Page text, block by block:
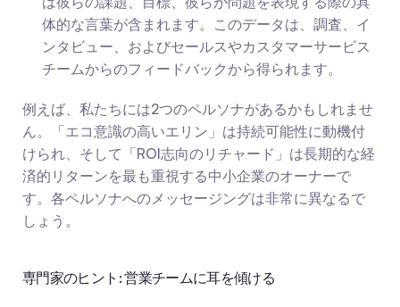
体的な言葉が含まれます。このデータは、調査、イ
ンタビュー、およびセールスやカスタマーサービス
チームからのフィードバックから得られます。
例えば、私たちには2つのペルソナがあるかもしれませ
ん。「エコ意識の高いエリン」は持続可能性に動機付
けられ、そして「ROI志向のリチャード」は長期的な経
済的リターンを最も重視する中小企業のオーナーで
す。各ペルソナへのメッセージングは非常に異なるで
しょう。
専門家のヒント: 営業チームに耳を傾ける